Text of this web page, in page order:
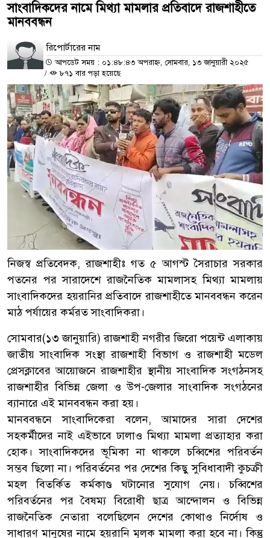
সাংবাদিকদের নামে মিথ্যা মামলার প্রতিবাদে রাজশাহীতে
মানববন্ধন
রিপোর্টারের নাম
আপডেট সময় : ০১:৪৮:৪৩ অপরাহ্ন, সোমবার, ১৩ জানুয়ারী ২০২৫
/
৮৭১ বার পড়া হয়েছে
নিজস্ব প্রতিবেদক, রাজশাহীঃ গত ৫ আগস্ট সৈরাচার সরকার
পতনের পর সারাদেশে রাজনৈতিক মামলাসহ মিথ্যা মামলায়
সাংবাদিকদের হয়রানির প্রতিবাদে রাজশাহীতে মানববন্ধন করেন
মাঠ পর্যায়ের কর্মরত সাংবাদিকরা।
সোমবার(১৩ জানুয়ারি) রাজশাহী নগরীর জিরো পয়েন্ট এলাকায়
জাতীয় সাংবাদিক সংস্থা রাজশাহী বিভাগ ও রাজশাহী মডেল
প্রেসক্লাবের আয়োজনে রাজশাহীর স্থানীয় সাংবাদিক সংগঠনসহ
রাজশাহীর বিভিন্ন জেলা ও উপ-জেলার সাংবাদিক সংগঠনের
ব্যানারে এই মানববন্ধন করা হয়।
মানববন্ধনে সাংবাদিকেরা বলেন, আমাদের সারা দেশের
সহকর্মীদের নাই এইভাবে ঢালাও মিথ্যা মামলা প্রত্যাহার করা
হোক। সাংবাদিকদের ভূমিকা না থাকলে চব্বিশের পরিবর্তন
সম্ভব ছিলো না। পরিবর্তনের পর দেশের কিছু সুবিধাবাদী কুচক্রী
মহল বিতর্কিত কর্মকাণ্ড ঘটানোর সুযোগ নেয়। চব্বিশের
পরিবর্তনের পর বৈষম্য বিরোধী ছাত্র আন্দোলন ও বিভিন্ন
রাজনৈতিক নেতারা বলেছিলেন দেশের কোথাও নির্দোষ ও
সাধারণ মানুষের নামে হয়রানি মূলক মামলা করা হবে না। কিন্তু